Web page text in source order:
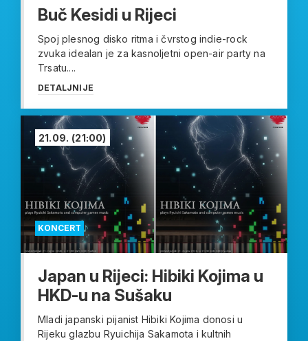
Buč Kesidi u Rijeci
Spoj plesnog disko ritma i čvrstog indie-rock
zvuka idealan je za kasnoljetni open-air party na
Trsatu....
DETALJNIJE
KONCERT
21.09. (21:00)
Japan u Rijeci: Hibiki Kojima u
HKD-u na Sušaku
Mladi japanski pijanist Hibiki Kojima donosi u
Rijeku glazbu Ryuichija Sakamota i kultnih